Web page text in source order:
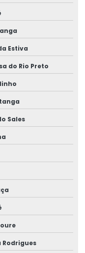
imobiliários
Estiva
do Rio Preto
Sales
Rodrigues